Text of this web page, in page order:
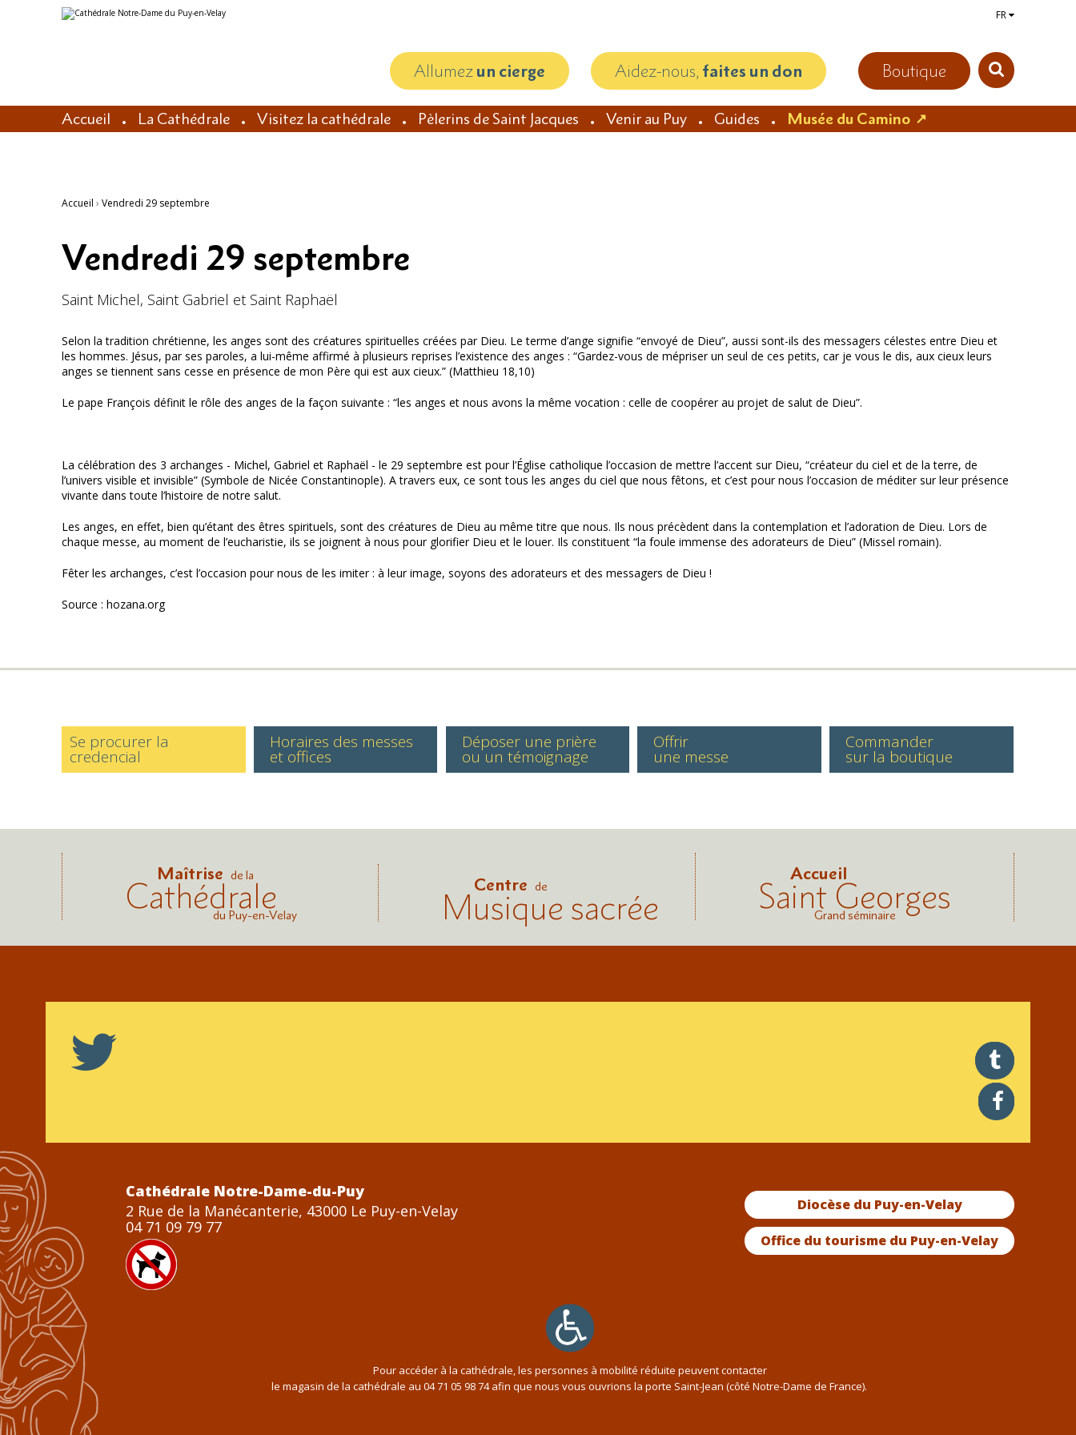
Aller
au
Outils
personnels
FR
Boutique
Allumezun cierge Aidez-nous, faites un don
Accueil La Cathédrale Visitez la cathédrale Pèlerins de Saint Jacques Venir au Puy Guides Musée du Camino
Accueil › Vendredi 29 septembre
Vendredi 29 septembre
Saint Michel, Saint Gabriel et Saint Raphaël
Selon la tradition chrétienne, les anges sont des créatures spirituelles créées par Dieu. Le terme d’ange signifie “envoyé de Dieu”, aussi sont-ils des messagers célestes entre Dieu et
les hommes. Jésus, par ses paroles, a lui-même affirmé à plusieurs reprises l’existence des anges : “Gardez-vous de mépriser un seul de ces petits, car je vous le dis, aux cieux leurs
anges se tiennent sans cesse en présence de mon Père qui est aux cieux.” (Matthieu 18,10)
Le pape François définit le rôle des anges de la façon suivante : “les anges et nous avons la même vocation : celle de coopérer au projet de salut de Dieu”.
La célébration des 3 archanges - Michel, Gabriel et Raphaël - le 29 septembre est pour l’Église catholique l’occasion de mettre l’accent sur Dieu, “créateur du ciel et de la terre, de
l’univers visible et invisible” (Symbole de Nicée Constantinople). A travers eux, ce sont tous les anges du ciel que nous fêtons, et c’est pour nous l’occasion de méditer sur leur présence
vivante dans toute l’histoire de notre salut.
Les anges, en effet, bien qu’étant des êtres spirituels, sont des créatures de Dieu au même titre que nous. Ils nous précèdent dans la contemplation et l’adoration de Dieu. Lors de
chaque messe, au moment de l’eucharistie, ils se joignent à nous pour glorifier Dieu et le louer. Ils constituent “la foule immense des adorateurs de Dieu” (Missel romain).
Fêter les archanges, c’est l’occasion pour nous de les imiter : à leur image, soyons des adorateurs et des messagers de Dieu !
Source : hozana.org
Se procurer la
credencial
Horaires des messes
et offices
Déposer une prière
ou un témoignage
Offrir
une messe
Commander
sur la boutique
Maîtrise de la
Cathédrale
du Puy-en-Velay
Centre de
Musique sacrée
Accueil
Saint Georges
Grand séminaire
twitter
facebook
Diocèse du Puy-en-Velay
Office du tourisme du Puy-en-Velay
Cathédrale Notre-Dame-du-Puy
2 Rue de la Manécanterie, 43000 Le Puy-en-Velay
04 71 09 79 77
Pour accéder à la cathédrale, les personnes à mobilité réduite peuvent contacter
le magasin de la cathédrale au 04 71 05 98 74afin que nous vous ouvrions la porte Saint-Jean (côté Notre-Dame de France).